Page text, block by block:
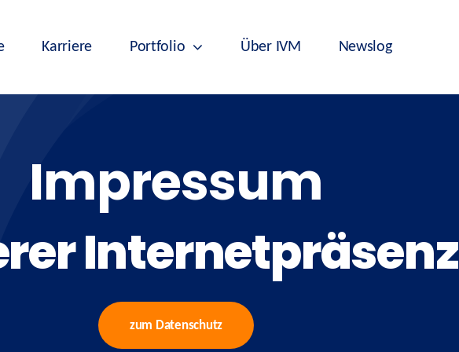
Karriere Portfolio Über IVM Newslog
Impressum
Internetpräsenz
zum Datenschutz